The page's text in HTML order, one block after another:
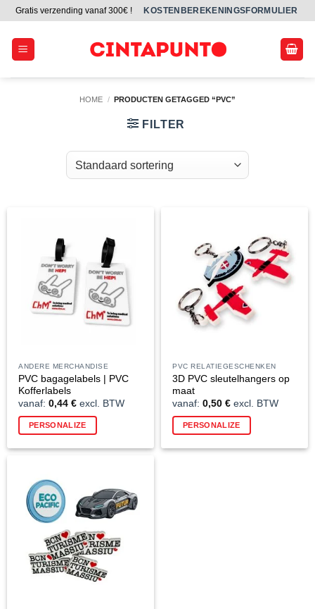
inhoud
Gratis verzending vanaf 300€ ! KOSTENBEREKENINGSFORMULIER
HOME / PRODUCTEN GETAGGED “PVC”
FILTER
ANDERE MERCHANDISE
PVC bagagelabels | PVC
Kofferlabels
vanaf:0,44€ excl. BTW
PERSONALIZE
PVC RELATIEGESCHENKEN
3D PVC sleutelhangers op
maat
vanaf:0,50€ excl. BTW
PERSONALIZE